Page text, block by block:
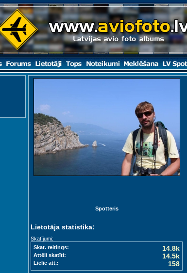
Spotteris
Lietotāja statistika:
Skatījumi:
Skat. reitings:
14.8k
Attēli skatīti: 14.5k
Lielie att.: 158